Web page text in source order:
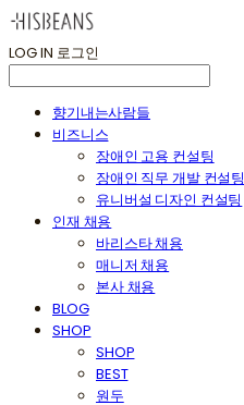
LOG IN 로그인
향기내는사람들
비즈니스
장애인 고용 컨설팅
장애인 직무 개발 컨설팅
유니버설 디자인 컨설팅
인재 채용
바리스타 채용
매니저 채용
본사 채용
BLOG
SHOP
SHOP
BEST
원두